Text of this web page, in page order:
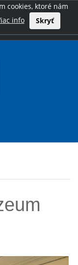
cookies, ktoré nám
info Skryť